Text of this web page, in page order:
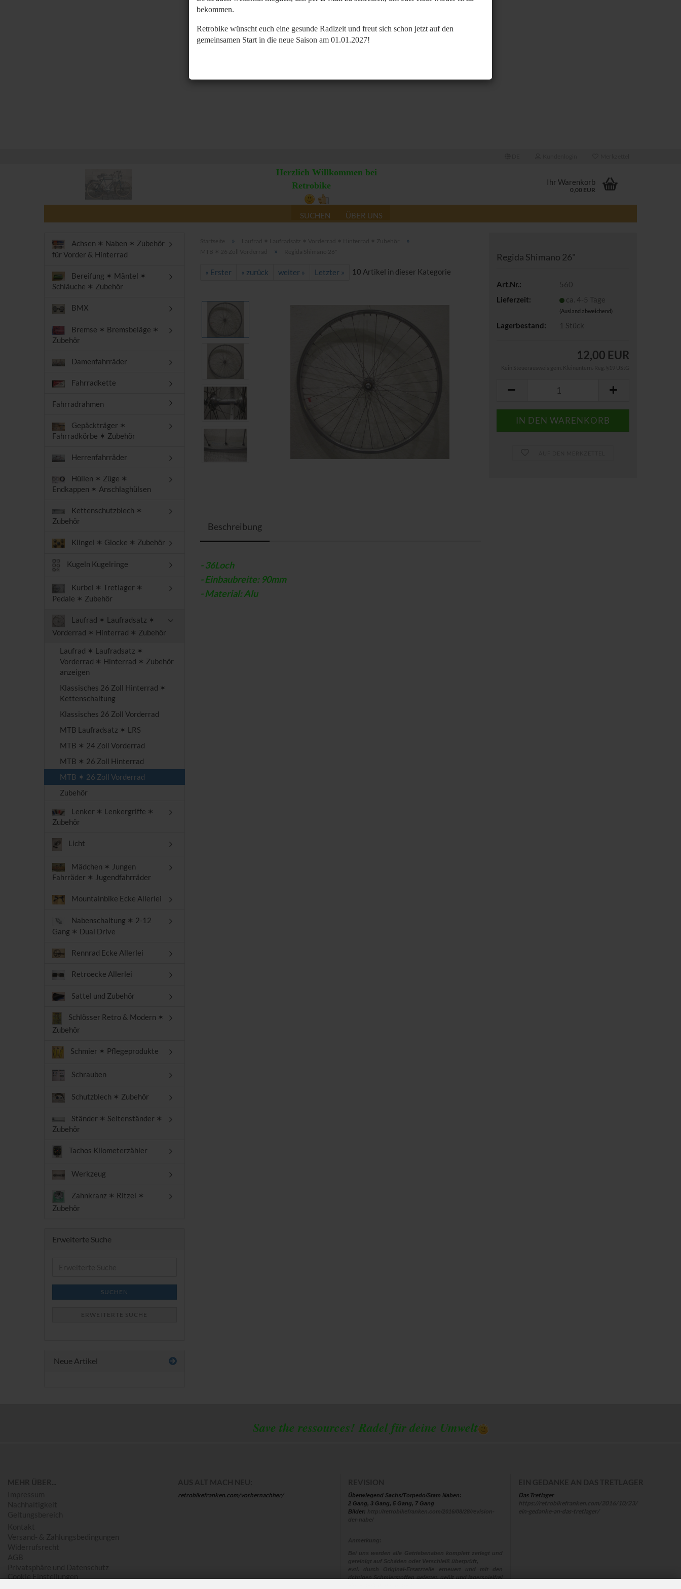
bekommen.
Retrobike wünscht euch eine gesunde Radlzeit und freut sich schon jetzt auf den
gemeinsamen Start in die neue Saison am 01.01.2027!
Herzlich Willkommen bei
Retrobike
Ihr Warenkorb
0,00 EUR
SUCHEN ÜBER UNS
» »
»
« Erster « zurück weiter » Letzter » 10 Artikel in dieser Kategorie
Regida Shimano 26"
Art.Nr.:
560
Lieferzeit:
ca. 4-5 Tage
(Ausland abweichend)
Lagerbestand: 1 Stück
12,00 EUR
Beschreibung
- 36Loch
- Einbaubreite: 90mm
- Material: Alu
Achsen ✶ Naben ✶ Zubehör
für Vorder & Hinterrad
Bereifung ✶ Mäntel ✶
Schläuche ✶ Zubehör
BMX
Bremse ✶ Bremsbeläge ✶
Zubehör
Damenfahrräder
Fahrradkette
Fahrradrahmen
Gepäckträger ✶
Fahrradkörbe ✶ Zubehör
Herrenfahrräder
Hüllen ✶ Züge ✶
Endkappen ✶ Anschlaghülsen
Kettenschutzblech ✶
Zubehör
Klingel ✶ Glocke ✶ Zubehör
Kugeln Kugelringe
Kurbel ✶ Tretlager ✶
Pedale ✶ Zubehör
Laufrad ✶ Laufradsatz ✶
Vorderrad ✶ Hinterrad ✶ Zubehör
Laufrad ✶ Laufradsatz ✶
Vorderrad ✶ Hinterrad ✶ Zubehör
anzeigen
Klassisches 26 Zoll Hinterrad ✶
Kettenschaltung
Klassisches 26 Zoll Vorderrad
MTB Laufradsatz ✶ LRS
MTB ✶ 24 Zoll Vorderrad
MTB ✶ 26 Zoll Hinterrad
MTB ✶ 26 Zoll Vorderrad
Zubehör
Lenker ✶ Lenkergriffe ✶
Zubehör
Licht
Mädchen ✶ Jungen
Fahrräder ✶ Jugendfahrräder
Mountainbike Ecke Allerlei
Nabenschaltung ✶ 2-12
Gang ✶ Dual Drive
Rennrad Ecke Allerlei
Retroecke Allerlei
Sattel und Zubehör
Schlösser Retro & Modern ✶
Zubehör
Schmier ✶ Pflegeprodukte
Schrauben
Schutzblech ✶ Zubehör
Ständer ✶ Seitenständer ✶
Zubehör
Tachos Kilometerzähler
Werkzeug
Zahnkranz ✶ Ritzel ✶
Zubehör
Erweiterte Suche
SUCHEN
ERWEITERTE SUCHE
Neue Artikel
Save the ressources! Radel für deine Umwelt
retrobikefranken.com/vorhernachher/
Überwiegend Sachs/Torpedo/Sram Naben:
2 Gang, 3 Gang, 5 Gang, 7 Gang
Bilder:
Das Tretlager